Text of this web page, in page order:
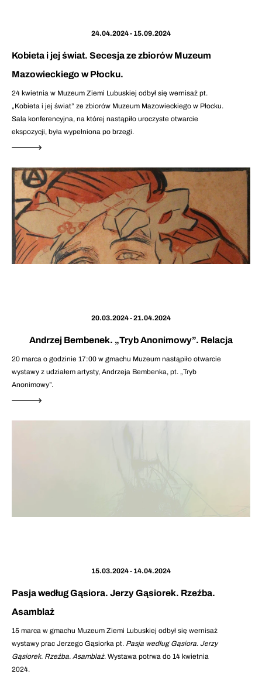
24.04.2024 - 15.09.2024
Kobieta i jej świat. Secesja ze zbiorów Muzeum
Mazowieckiego w Płocku.
24 kwietnia w Muzeum Ziemi Lubuskiej odbył się wernisaż pt.
„Kobieta i jej świat” ze zbiorów Muzeum Mazowieckiego w Płocku.
Sala konferencyjna, na której nastąpiło uroczyste otwarcie
ekspozycji, była wypełniona po brzegi.
20.03.2024 - 21.04.2024
Andrzej Bembenek. „Tryb Anonimowy”. Relacja
20 marca o godzinie 17:00 w gmachu Muzeum nastąpiło otwarcie
wystawy z udziałem artysty, Andrzeja Bembenka, pt. „Tryb
Anonimowy”.
15.03.2024 - 14.04.2024
Pasja według Gąsiora. Jerzy Gąsiorek. Rzeźba.
Asamblaż
15 marca w gmachu Muzeum Ziemi Lubuskiej odbył się wernisaż
wystawy prac Jerzego Gąsiorka pt. Pasja według Gąsiora. Jerzy
Gąsiorek. Rzeźba. Asamblaż. Wystawa potrwa do 14 kwietnia
2024.